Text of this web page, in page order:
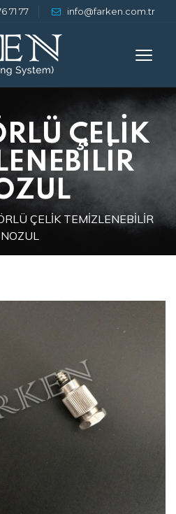
71 77 info@farken.com.tr
ÇELİK
ÇELİK TEMİZLENEBİLİR
NOZUL